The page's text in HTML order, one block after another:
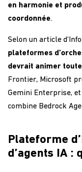
en harmonie et
coordonnée.
Selon un article d‘
plateformes
devrait animer toute
Frontier, Microsoft
Gemini Enterprise, et
combine Bedrock
Plateforme
d’agents IA :